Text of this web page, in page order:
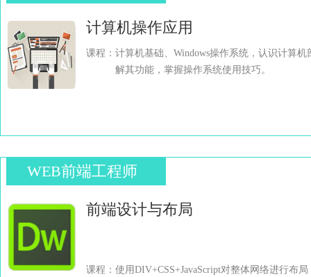
计算机操作应用
课程：计算机基础、Windows操作系统，认识计算机
解其功能，掌握操作系统使用技巧。
WEB前端工程师
前端设计与布局
课程：使用DIV+CSS+JavaScript对整体网络进行布